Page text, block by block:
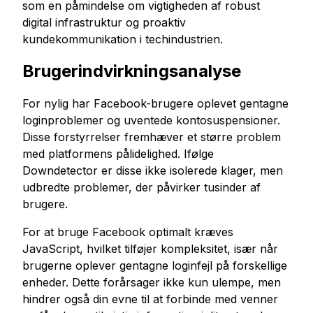
som en påmindelse om vigtigheden af robust
digital infrastruktur og proaktiv
kundekommunikation i techindustrien.
Brugerindvirkningsanalyse
For nylig har Facebook-brugere oplevet gentagne
loginproblemer og uventede kontosuspensioner.
Disse forstyrrelser fremhæver et større problem
med platformens pålidelighed. Ifølge
Downdetector er disse ikke isolerede klager, men
udbredte problemer, der påvirker tusinder af
brugere.
For at bruge Facebook optimalt kræves
JavaScript, hvilket tilføjer kompleksitet, især når
brugerne oplever gentagne loginfejl på forskellige
enheder. Dette forårsager ikke kun ulempe, men
hindrer også din evne til at forbinde med venner